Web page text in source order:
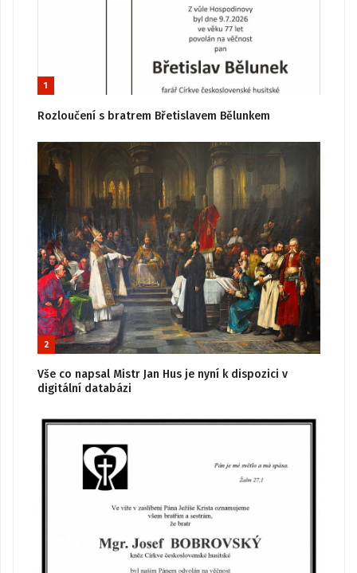
1
Rozloučení s bratrem Břetislavem Bělunkem
2
Vše co napsal Mistr Jan Hus je nyní k dispozici v
digitální databázi